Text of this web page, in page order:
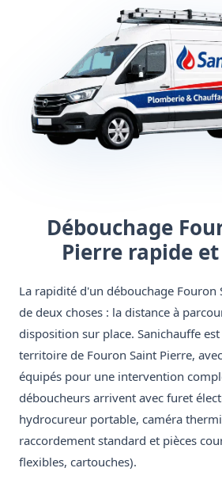
Débouchage
Pierre rapide
La rapidité d'un débouchage Fouron
de deux choses : la distance à
disposition sur place. Sanichauffe
territoire de Fouron Saint Pierre,
équipés pour une intervention
déboucheurs arrivent avec furet
hydrocureur portable, caméra
raccordement standard et pièces
flexibles, cartouches).